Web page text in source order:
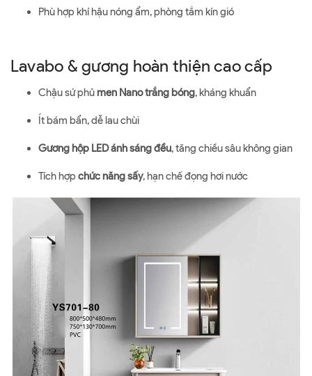
Phù hợp khí hậu nóng ẩm, phòng tắm kín gió
Lavabo & gương hoàn thiện cao cấp
Chậu sứ phủmen Nano trắng bóng, kháng khuẩn
Ít bám bẩn, dễ lau chùi
Gương hộp LED ánh sáng đều, tăng chiều sâu không gian
Tích hợp chức năng sấy, hạn chế đọng hơi nước